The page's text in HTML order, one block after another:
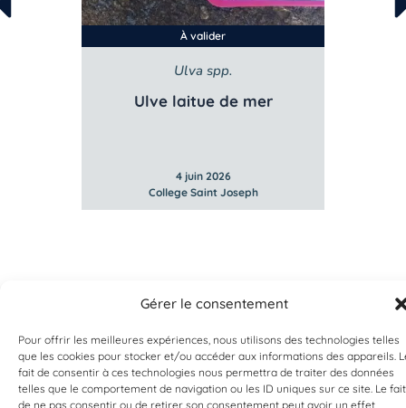
Gérer le consentement
Pour offrir les meilleures expériences, nous utilisons des technologies telles
que les cookies pour stocker et/ou accéder aux informations des appareils.
fait de consentir à ces technologies nous permettra de traiter des données
telles que le comportement de navigation ou les ID uniques sur ce site. Le fait
de ne pas consentir ou de retirer son consentement peut avoir un effet
À valider
Ulva spp.
Ulve laitue de mer
4 juin 2026
College Saint Joseph
EST UN PROGRAMME DE